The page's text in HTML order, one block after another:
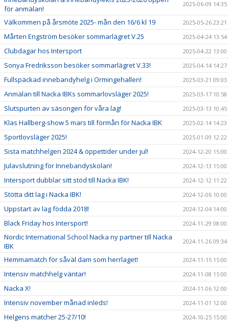
för anmälan!
2025-06-09 14:35
Välkommen på årsmöte 2025- mån den 16/6 kl 19 2025-05-26 23:21
Mårten Engström besöker sommarlägret V.25 2025-04-24 13:54
Clubdagar hos Intersport 2025-04-22 13:00
Sonya Fredriksson besöker sommarlägret V.33! 2025-04-14 14:27
Fullspäckad innebandyhelg i Ormingehallen! 2025-03-21 09:03
Anmälan till Nacka IBKs sommarlovsläger 2025! 2025-03-17 10:58
Slutspurten av säsongen för våra lag! 2025-03-13 10:45
Klas Hallberg-show 5 mars till förmån för Nacka IBK 2025-02-14 14:23
Sportlovsläger 2025! 2025-01-09 12:22
Sista matchhelgen 2024 & öppettider under jul! 2024-12-20 15:00
Julavslutning för Innebandyskolan! 2024-12-13 15:00
Intersport dubblar sitt stöd till Nacka IBK! 2024-12-12 11:22
Stötta ditt lag i Nacka IBK! 2024-12-06 10:00
Uppstart av lag födda 2018! 2024-12-04 14:00
Black Friday hos Intersport! 2024-11-29 08:00
Nordic International School Nacka ny partner till Nacka
IBK
2024-11-26 09:34
Hemmamatch för såväl dam som herrlaget! 2024-11-15 15:00
Intensiv matchhelg väntar! 2024-11-08 15:00
Nacka X! 2024-11-06 12:00
Intensiv november månad inleds! 2024-11-01 12:00
Helgens matcher 25-27/10! 2024-10-25 15:00